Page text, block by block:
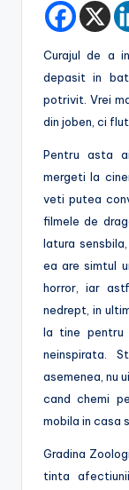
Curajul de a
depasit in
potrivit. Vrei
din joben, ci
Pentru asta
mergeti la
veti putea
filmele de
latura
ea are simtul
horror, iar
nedrept, in
la tine pentru
neinspirata.
asemenea, nu
cand chemi
mobila in casa
Gradina
tinta